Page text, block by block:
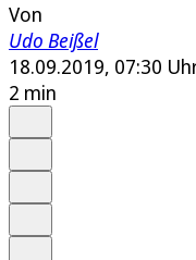
Von
Udo Beißel
18.09.2019, 07:30
2 min